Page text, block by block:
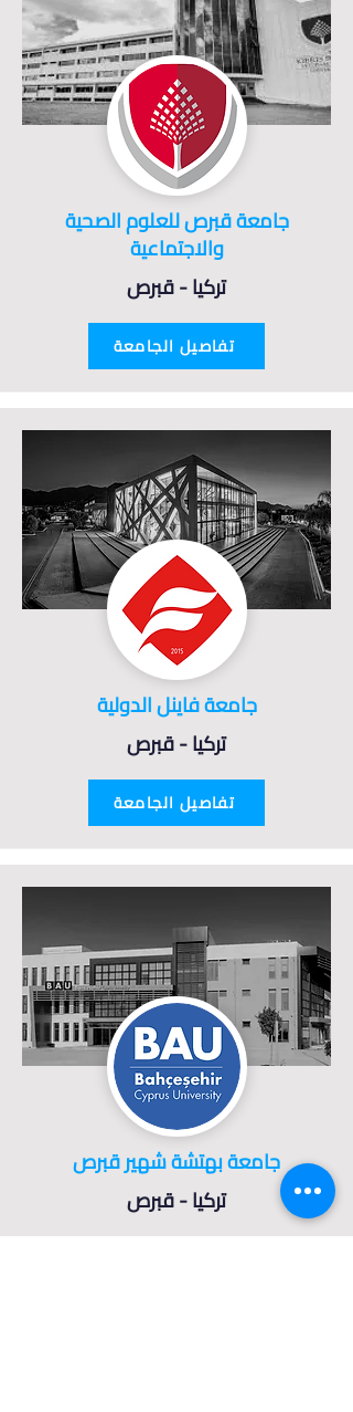
جامعة قبرص للعلوم الصحية
والاجتماعية
تركيا - قبرص
تفاصيل الجامعة
جامعة فاينل الدولية
تركيا - قبرص
تفاصيل الجامعة
جامعة بهتشة شهير قبرص
تركيا - قبرص